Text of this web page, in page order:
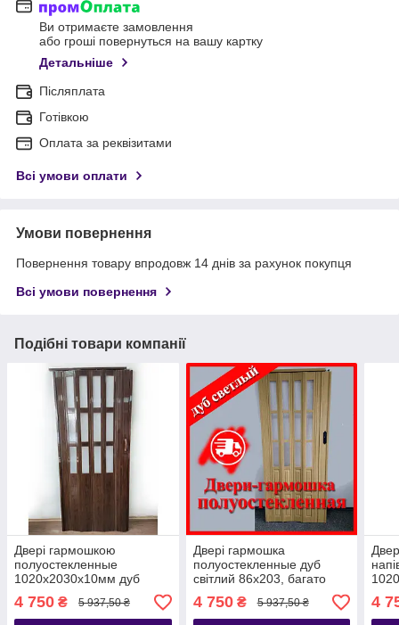
Ви отримаєте замовлення
або гроші повернуться на вашу картку
Детальніше
Післяплата
Готівкою
Оплата за реквізитами
Всі умови оплати
Умови повернення
Повернення товару впродовж 14 днів за рахунок покупця
Всі умови повернення
Подібні товари компанії
Двері гармошкою
полуостекленные
1020х2030х10мм дуб
4 750 ₴ 5 937,50 ₴
Двері гармошка
полуостекленные дуб
світлий 86х203, багато
двері гармошка.
4 750₴ 5 937,50 ₴ 4